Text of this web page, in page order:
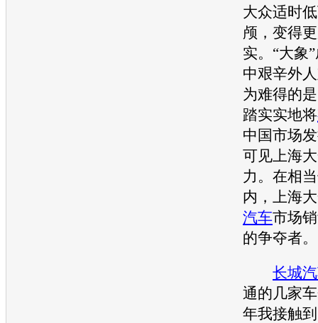
大众适时
颅，变得
实。“大象
中艰辛外
为难得的
踏实实地将
中国市场
可见 上海
力。在相
内，
上海
汽车市场
的争夺者。
长城
通的几家
年我接触